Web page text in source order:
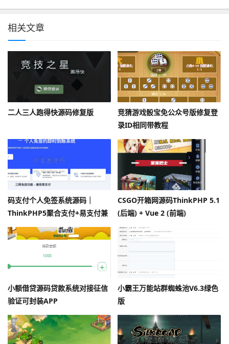
相关文章
二人三人跑得快源码修复版
竞猜游戏骰宝免公众号版修复登
录ID相同带教程
码支付个人免签系统源码｜
ThinkPHP5聚合支付+易支付兼
容
CSGO开箱网源码ThinkPHP 5.1
(后端) + Vue 2 (前端)
小额借贷源码贷款系统对接征信
验证可封装APP
小霸王万能站群蜘蛛池V6.3绿色
版